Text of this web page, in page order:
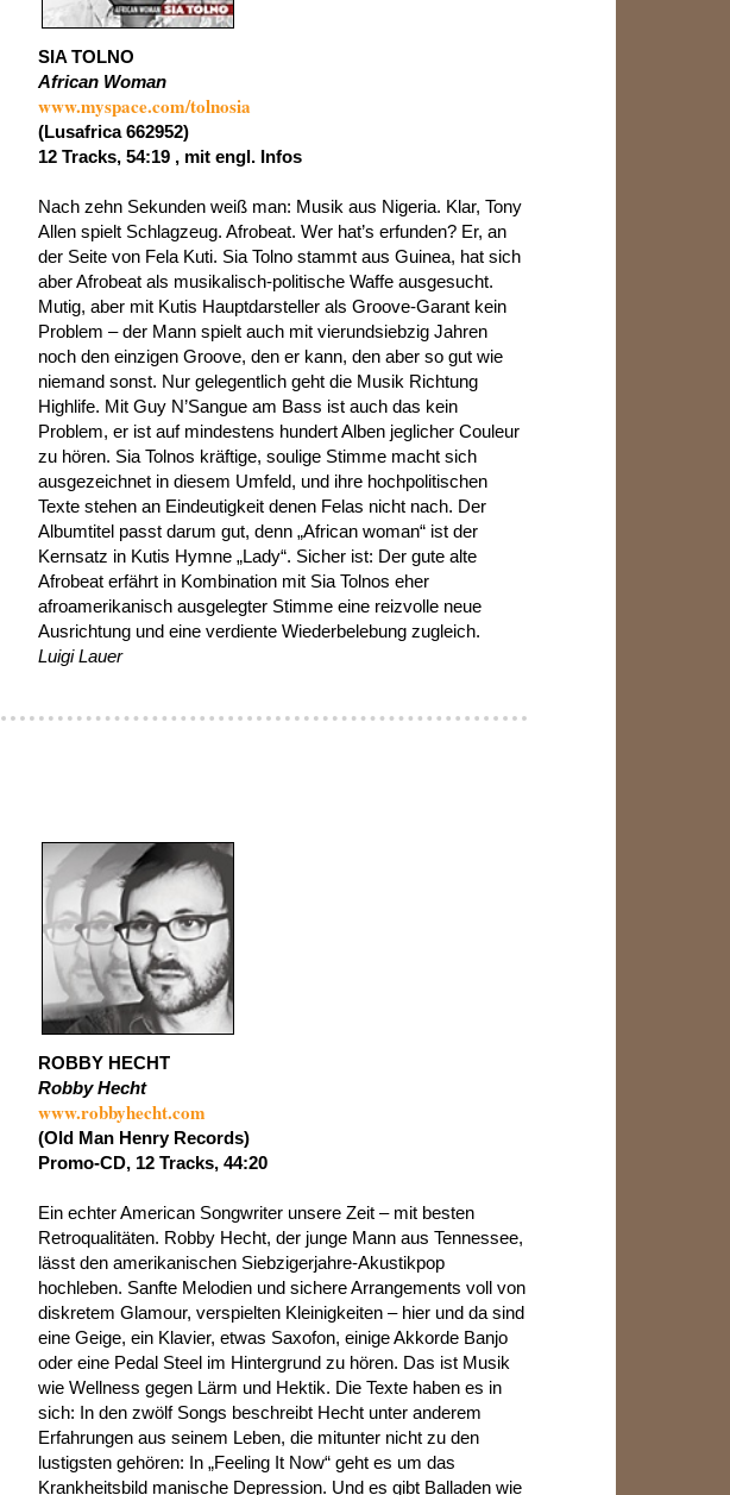
SIA TOLNO
African Woman
www.myspace.com/tolnosia
(Lusafrica 662952)
12 Tracks, 54:19 , mit engl. Infos
Nach zehn Sekunden weiß man: Musik aus Nigeria. Klar, Tony
Allen spielt Schlagzeug. Afrobeat. Wer hat’s erfunden? Er, an
der Seite von Fela Kuti. Sia Tolno stammt aus Guinea, hat sich
aber Afrobeat als musikalisch-politische Waffe ausgesucht.
Mutig, aber mit Kutis Hauptdarsteller als Groove-Garant kein
Problem – der Mann spielt auch mit vierundsiebzig Jahren
noch den einzigen Groove, den er kann, den aber so gut wie
niemand sonst. Nur gelegentlich geht die Musik Richtung
Highlife. Mit Guy N’Sangue am Bass ist auch das kein
Problem, er ist auf mindestens hundert Alben jeglicher Couleur
zu hören. Sia Tolnos kräftige, soulige Stimme macht sich
ausgezeichnet in diesem Umfeld, und ihre hochpolitischen
Texte stehen an Eindeutigkeit denen Felas nicht nach. Der
Albumtitel passt darum gut, denn „African woman“ ist der
Kernsatz in Kutis Hymne „Lady“. Sicher ist: Der gute alte
Afrobeat erfährt in Kombination mit Sia Tolnos eher
afroamerikanisch ausgelegter Stimme eine reizvolle neue
Ausrichtung und eine verdiente Wiederbelebung zugleich.
Luigi Lauer
ROBBY HECHT
Robby Hecht
www.robbyhecht.com
(Old Man Henry Records)
Promo-CD, 12 Tracks, 44:20
Ein echter American Songwriter unsere Zeit – mit besten
Retroqualitäten. Robby Hecht, der junge Mann aus Tennessee,
lässt den amerikanischen Siebzigerjahre-Akustikpop
hochleben. Sanfte Melodien und sichere Arrangements voll von
diskretem Glamour, verspielten Kleinigkeiten – hier und da sind
eine Geige, ein Klavier, etwas Saxofon, einige Akkorde Banjo
oder eine Pedal Steel im Hintergrund zu hören. Das ist Musik
wie Wellness gegen Lärm und Hektik. Die Texte haben es in
sich: In den zwölf Songs beschreibt Hecht unter anderem
Erfahrungen aus seinem Leben, die mitunter nicht zu den
lustigsten gehören: In „Feeling It Now“ geht es um das
Krankheitsbild manische Depression. Und es gibt Balladen wie